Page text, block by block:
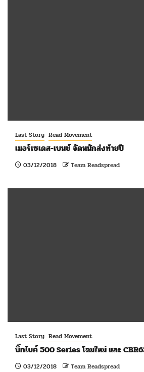
Last Story Read Movement
เมอร์เซเดส-เบนซ์ จัดหนักส่งท้ายปี
03/12/2018 Team Readspread
Last Story Read Movement
บิ๊กไบค์ 500 Series โฉมใหม่ และ
03/12/2018 Team Readspread